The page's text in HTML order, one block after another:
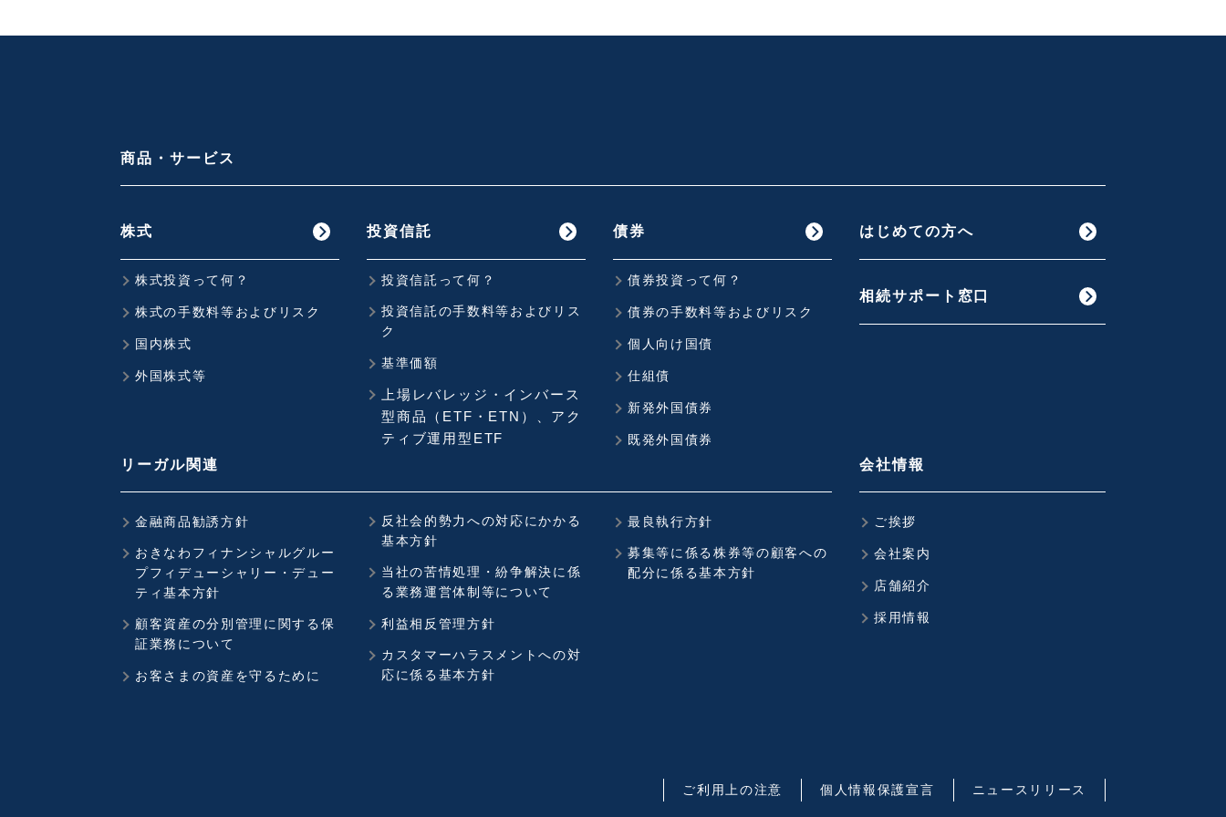
商品・サービス
株式
株式投資って何？
株式の手数料等およびリスク
国内株式
外国株式等
投資信託
投資信託って何？
投資信託の手数料等およびリス
ク
基準価額
上場レバレッジ・インバース
型商品（ETF・ETN）、アク
ティブ運用型ETF
債券
債券投資って何？
債券の手数料等およびリスク
個人向け国債
仕組債
新発外国債券
既発外国債券
はじめての方へ
相続サポート窓口
リーガル関連
金融商品勧誘方針
おきなわフィナンシャルグルー
プフィデューシャリー・デュー
ティ基本方針
顧客資産の分別管理に関する保
証業務について
お客さまの資産を守るために
反社会的勢力への対応にかかる
基本方針
当社の苦情処理・紛争解決に係
る業務運営体制等について
利益相反管理方針
カスタマーハラスメントへの対
応に係る基本方針
最良執行方針
募集等に係る株券等の顧客への
配分に係る基本方針
会社情報
ご挨拶
会社案内
店舗紹介
採用情報
ご利用上の注意 個人情報保護宣言 ニュースリリース